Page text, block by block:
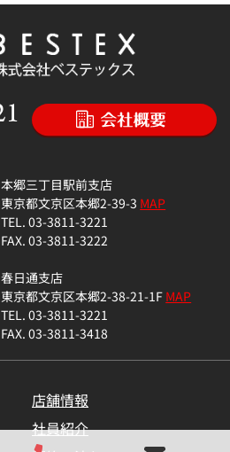
本郷三丁目駅前支店
東京都文京区本郷2-39-3 MAP
TEL. 03-3811-3221
FAX. 03-3811-3222
春日通支店
東京都文京区本郷2-38-21-1FMAP
TEL. 03-3811-3221
FAX. 03-3811-3418
店舗情報
社員紹介